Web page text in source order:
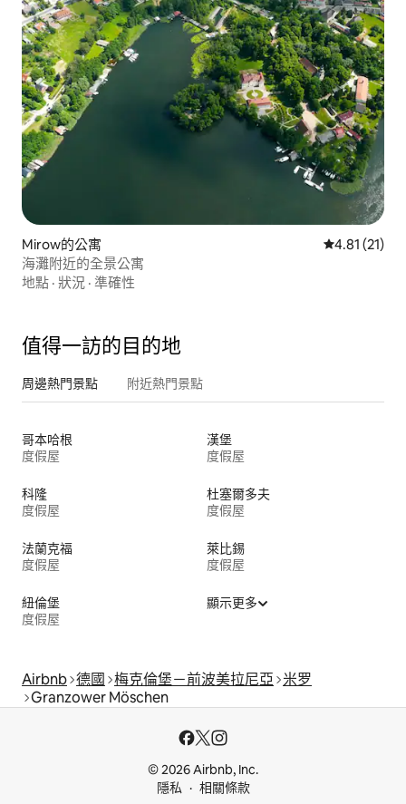
Mirow的公寓 從 21 則評價
4.81 (21)
海灘附近的全景公寓
地點 · 狀況 · 準確性
值得一訪的目的地
周邊熱門景點 附近熱門景點
哥本哈根
度假屋
漢堡
度假屋
科隆
度假屋
杜塞爾多夫
度假屋
法蘭克福
度假屋
萊比錫
度假屋
紐倫堡
度假屋
顯示更多
Airbnb 德國 梅克倫堡－前波美拉尼亞 米罗
Granzower Möschen
© 2026 Airbnb, Inc.
隱私
相關條款